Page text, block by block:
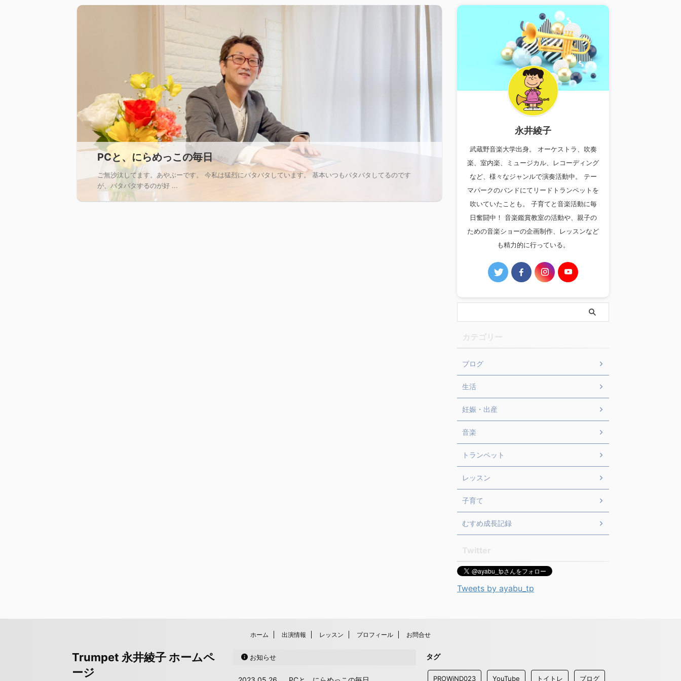
PCと、にらめっこの毎日
ご無沙汰してます。あやぶーです。 今私は猛烈にバタバタしています。 基本いつもバタバタしてるのです
が、バタバタするのが好 ...
永井綾子
武蔵野音楽大学出身。 オーケストラ、吹奏
楽、室内楽、ミュージカル、レコーディング
など、様々なジャンルで演奏活動中。 テー
マパークのバンドにてリードトランペットを
吹いていたことも。 子育てと音楽活動に毎
日奮闘中！ 音楽鑑賞教室の活動や、親子の
ための音楽ショーの企画制作、レッスンなど
も精力的に行っている。
ブログ
生活
妊娠・出産
音楽
トランペット
レッスン
子育て
むすめ成長記録
Tweets by ayabu_tp
ホーム 出演情報 レッスン プロフィール お問合せ
お知らせ タグ
PROWiND023 YouTube トイトレ ブログ
Trumpet 永井綾子 ホームペ
ージ